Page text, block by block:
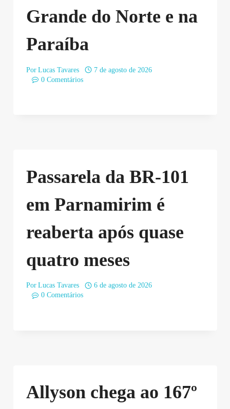
Grande do Norte e na
Paraíba
Por Lucas Tavares
7 de agosto de 2026
0 Comentários
Passarela da BR-101
em Parnamirim é
reaberta após quase
quatro meses
Por Lucas Tavares
6 de agosto de 2026
0 Comentários
Allyson chega ao 167º